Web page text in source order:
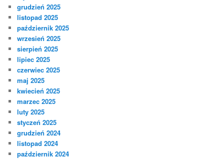
grudzień 2025
listopad 2025
październik 2025
wrzesień 2025
sierpień 2025
lipiec 2025
czerwiec 2025
maj 2025
kwiecień 2025
marzec 2025
luty 2025
styczeń 2025
grudzień 2024
listopad 2024
październik 2024